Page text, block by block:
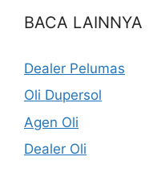
BACA LAINNYA
Dealer Pelumas
Oli Dupersol
Agen Oli
Dealer Oli